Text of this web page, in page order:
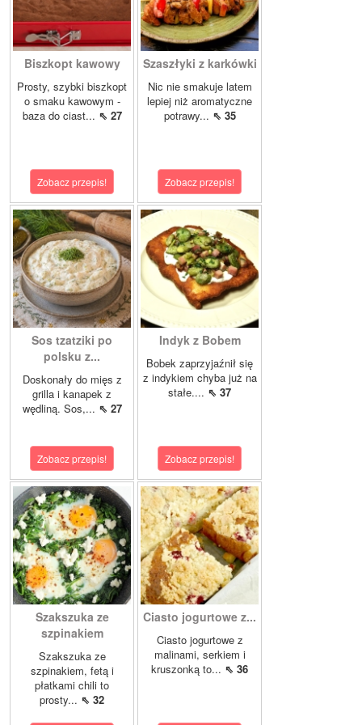
Biszkopt kawowy
Prosty, szybki biszkopt
o smaku kawowym -
baza do ciast... ⇖ 27
Zobacz przepis!
Szaszłyki z karkówki
Nic nie smakuje latem
lepiej niż aromatyczne
potrawy... ⇖ 35
Zobacz przepis!
Sos tzatziki po
polsku z...
Doskonały do mięs z
grilla i kanapek z
wędliną. Sos,... ⇖ 27
Zobacz przepis!
Indyk z Bobem
Bobek zaprzyjaźnił się
z indykiem chyba już na
stałe.... ⇖ 37
Zobacz przepis!
Szakszuka ze
szpinakiem
Szakszuka ze
szpinakiem, fetą i
płatkami chili to
prosty... ⇖ 32
Ciasto jogurtowe z...
Ciasto jogurtowe z
malinami, serkiem i
kruszonką to... ⇖ 36